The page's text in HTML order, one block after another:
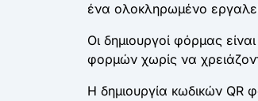
ένα ολοκληρωμένο
Οι δημιουργοί φόρμας
φορμών χωρίς να
Η δημιουργία κωδικών QR